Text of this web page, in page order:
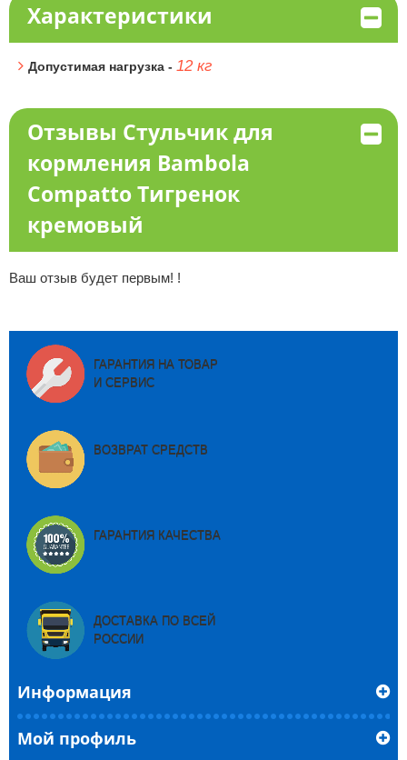
Характеристики
Допустимая нагрузка - 12 кг
Отзывы Стульчик для
кормления Bambola
Compatto Тигренок
кремовый
Ваш отзыв будет первым! !
ГАРАНТИЯ НА ТОВАР
И СЕРВИС
ВОЗВРАТ СРЕДСТВ
ГАРАНТИЯ КАЧЕСТВА
ДОСТАВКА ПО ВСЕЙ
РОССИИ
Информация
Мой профиль